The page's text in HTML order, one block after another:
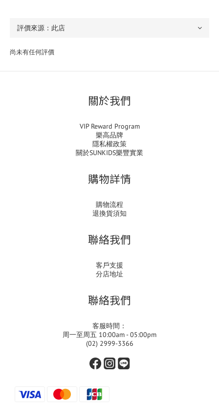
尚未有任何評價
關於我們
VIP Reward Program
樂高品牌
隱私權政策
關於SUNKIDS樂豐實業
購物詳情
購物流程
退換貨須知
聯絡我們
客戶支援
分店地址
聯絡我們
客服時間：
周一至周五 10:00am - 05:00pm
(02) 2999-3366